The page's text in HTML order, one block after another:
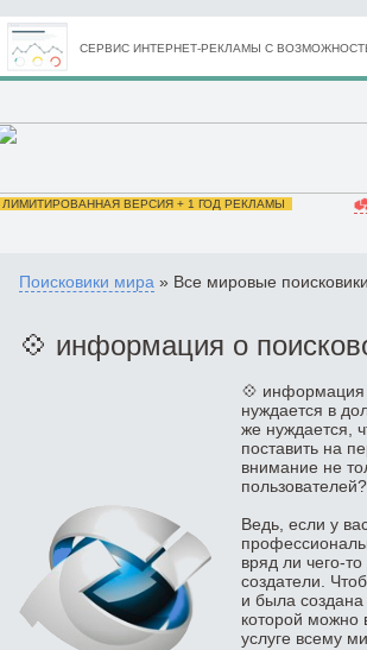
СЕРВИС ИНТЕРНЕТ-РЕКЛАМЫ С
ЛИМИТИРОВАННАЯ ВЕРСИЯ + 1 ГОД РЕКЛАМЫ
Поисковики мира » Все мировые
💠 информация о
💠 информация
нуждается в
же нуждается,
поставить на
внимание не
пользователей?
Ведь, если у
вряд ли чего-то
создатели.
и была
которой можно
услуге всему